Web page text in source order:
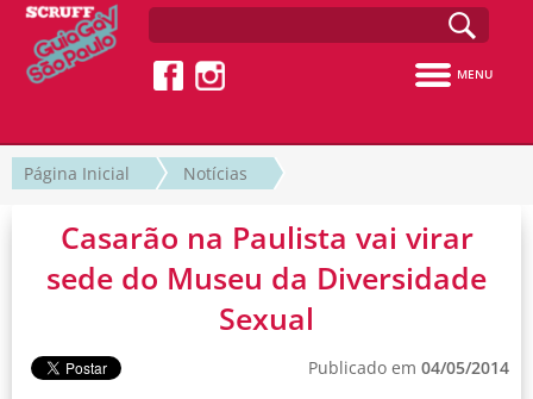
MENU
Página Inicial Notícias
Casarão na Paulista vai virar
sede do Museu da Diversidade
Sexual
Publicado em 04/05/2014